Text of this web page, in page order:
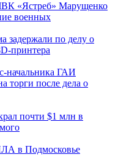
«Ястреб» Марущенко
военных
задержали по делу о
начальника ГАИ
торги после дела о
почти $1 млн в
в Подмосковье